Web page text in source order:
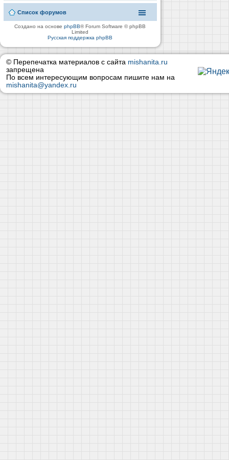
Список форумов
Создано на основеphpBB® Forum Software © phpBB
Limited
Русская поддержка phpBB
© Перепечатка материалов с сайта mishanita.ru
запрещена
По всем интересующим вопросам пишите нам на
mishanita@yandex.ru